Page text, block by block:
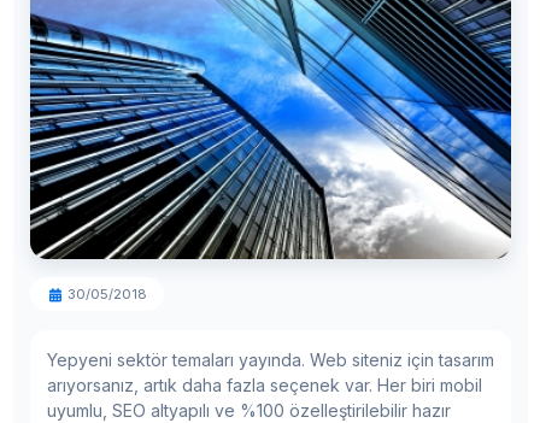
30/05/2018
Yepyeni sektör temaları yayında. Web siteniz için tasarım
arıyorsanız, artık daha fazla seçenek var. Her biri mobil
uyumlu, SEO altyapılı ve %100 özelleştirilebilir hazır